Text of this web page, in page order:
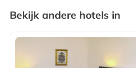
Bekijk andere hotels in